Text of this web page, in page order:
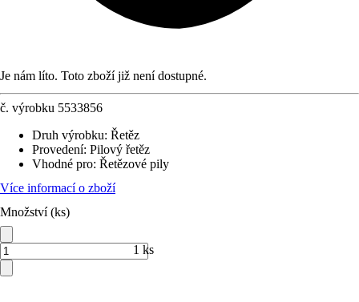
Je nám líto. Toto zboží již není dostupné.
č. výrobku 5533856
Druh výrobku: Řetěz
Provedení: Pilový řetěz
Vhodné pro: Řetězové pily
Více informací o zboží
Množství (ks)
1 ks